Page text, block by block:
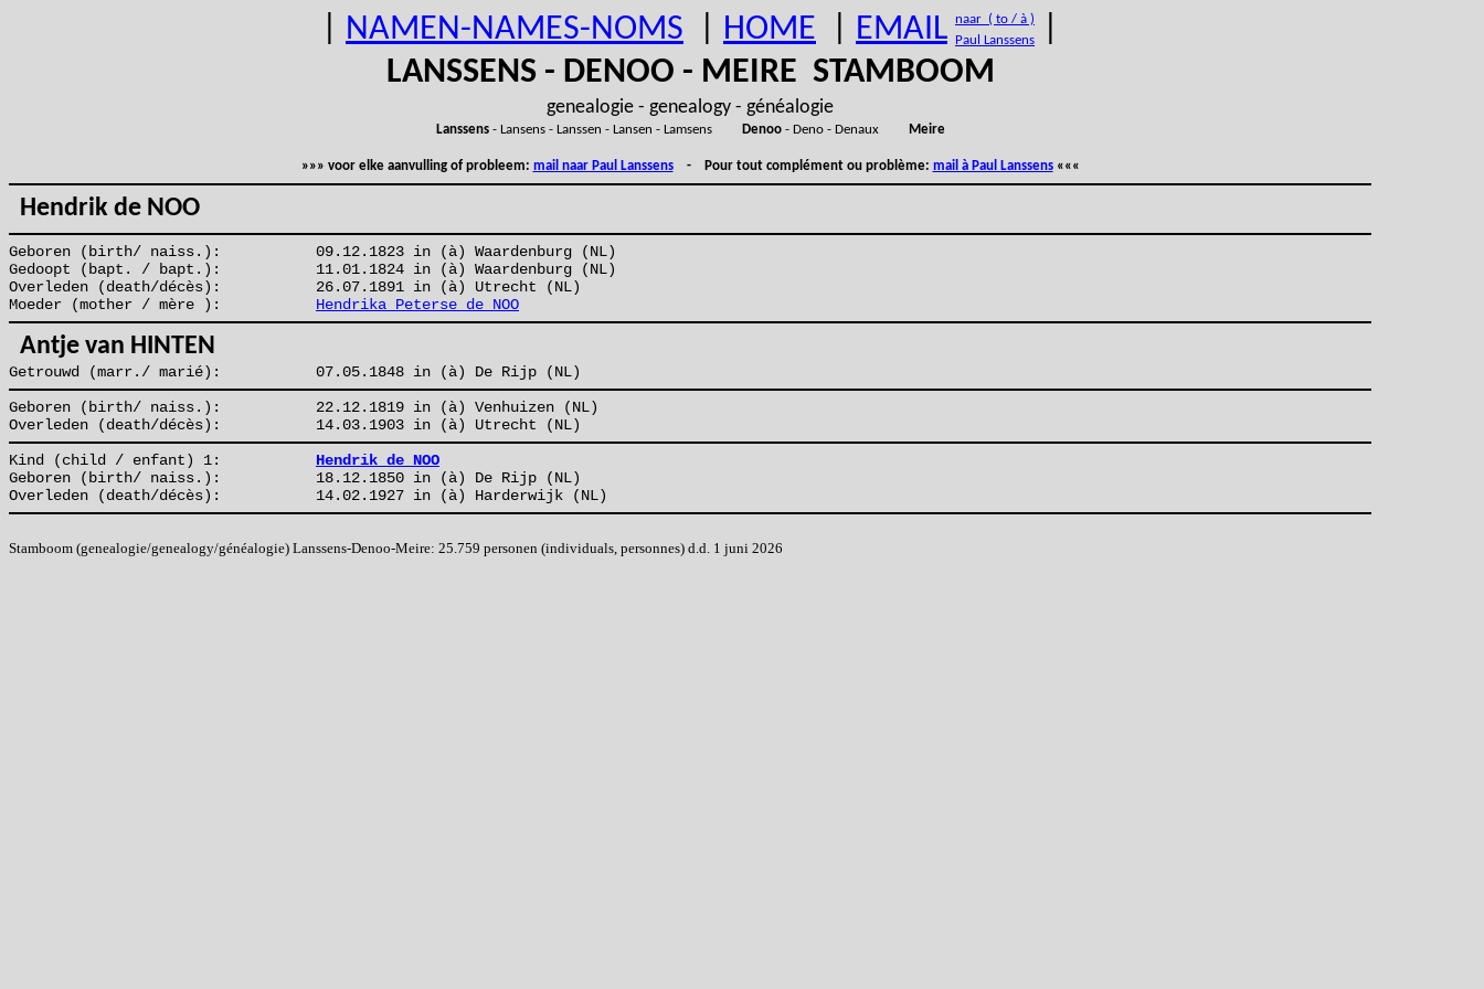
NAMEN-NAMES-NOMS HOME EMAIL naar ( to / à )
Paul Lanssens
LANSSENS - DENOO - MEIRE STAMBOOM
genealogie - genealogy - généalogie
Lanssens- Lansens - Lanssen - Lansen - Lamsens Denoo- Deno - Denaux Meire
»»» voor elke aanvulling of probleem: mail naar Paul Lanssens- Pour tout complément ou problème: mail à Paul Lanssens«««
Hendrik de NOO
Geboren (birth/ naiss.):
09.12.1823 in (à) Waardenburg (NL)
Gedoopt (bapt. / bapt.):
11.01.1824 in (à) Waardenburg (NL)
Overleden (death/décès):
26.07.1891 in (à) Utrecht (NL)
Moeder (mother / mère ):
Hendrika Peterse de NOO
Antje van HINTEN
Getrouwd (marr./ marié):
07.05.1848 in (à) De Rijp (NL)
Geboren (birth/ naiss.):
22.12.1819 in (à) Venhuizen (NL)
Overleden (death/décès):
14.03.1903 in (à) Utrecht (NL)
Kind (child / enfant) 1:
Hendrik de NOO
Geboren (birth/ naiss.):
18.12.1850 in (à) De Rijp (NL)
Overleden (death/décès):
14.02.1927 in (à) Harderwijk (NL)
Stamboom (genealogie/genealogy/généalogie) Lanssens-Denoo-Meire: 25.759 personen (individuals, personnes) d.d. 1 juni 2026